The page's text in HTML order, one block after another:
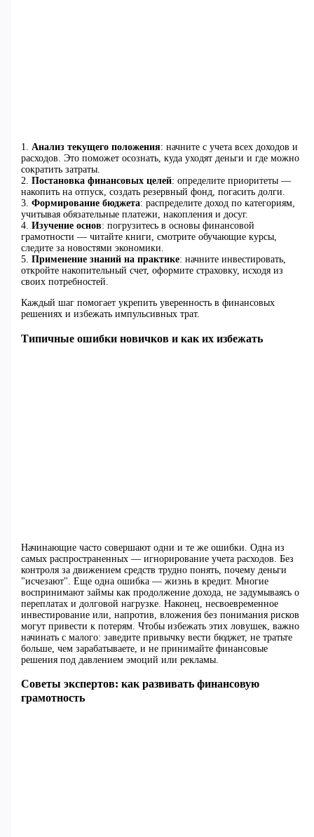
1. Анализ текущего положения: начните с учета всех доходов и
расходов. Это поможет осознать, куда уходят деньги и где можно
сократить затраты.
2. Постановка финансовых целей: определите приоритеты —
накопить на отпуск, создать резервный фонд, погасить долги.
3. Формирование бюджета: распределите доход по категориям,
учитывая обязательные платежи, накопления и досуг.
4. Изучение основ: погрузитесь в основы финансовой
грамотности — читайте книги, смотрите обучающие курсы,
следите за новостями экономики.
5. Применение знаний на практике: начните инвестировать,
откройте накопительный счет, оформите страховку, исходя из
своих потребностей.
Каждый шаг помогает укрепить уверенность в финансовых
решениях и избежать импульсивных трат.
Типичные ошибки новичков и как их избежать
Начинающие часто совершают одни и те же ошибки. Одна из
самых распространенных — игнорирование учета расходов. Без
контроля за движением средств трудно понять, почему деньги
"исчезают". Еще одна ошибка — жизнь в кредит. Многие
воспринимают займы как продолжение дохода, не задумываясь о
переплатах и долговой нагрузке. Наконец, несвоевременное
инвестирование или, напротив, вложения без понимания рисков
могут привести к потерям. Чтобы избежать этих ловушек, важно
начинать с малого: заведите привычку вести бюджет, не тратьте
больше, чем зарабатываете, и не принимайте финансовые
решения под давлением эмоций или рекламы.
Советы экспертов: как развивать финансовую
грамотность